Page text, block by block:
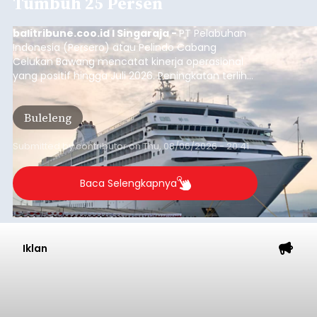
balitribune.coo.id I Singaraja -PT Pelabuhan
Indonesia (Persero) atau Pelindo Cabang
Celukan Bawang mencatat kinerja operasional
yang positif hingga Juli 2026. Peningkatan terlihat
dari arus kapal yang mencapai 1,48 juta Gross
Tonnage (GT), atau tumbuh 12,4 persen
dibandingkan periode yang sama tahun lalu
yang tercatat sebesar 1,32 juta GT.
Buleleng
Submitted bycontributoronThu, 08/06/2026 - 20:41
Baca Selengkapnya
Iklan